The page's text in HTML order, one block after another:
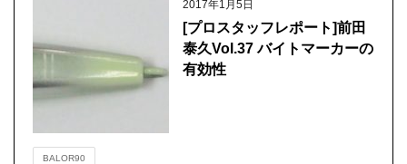
2017年1月5日
[プロスタッフレポート]前田
泰久Vol.37 バイトマーカーの
有効性
BALOR90